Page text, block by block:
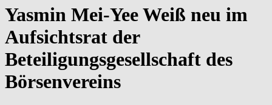
Yasmin Mei-Yee Weiß neu im
Aufsichtsrat der
Beteiligungsgesellschaft des
Börsenvereins